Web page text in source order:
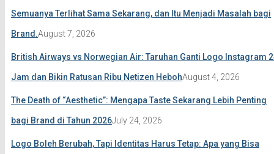
Semuanya Terlihat Sama Sekarang, dan Itu Menjadi Masalah bagi
Brand.August 7, 2026
British Airways vs Norwegian Air: Taruhan Ganti Logo Instagram
Jam dan Bikin Ratusan Ribu Netizen HebohAugust 4, 2026
The Death of “Aesthetic”: Mengapa Taste Sekarang Lebih Penting
bagi Brand di Tahun 2026July 24, 2026
Logo Boleh Berubah, Tapi Identitas Harus Tetap: Apa yang Bisa